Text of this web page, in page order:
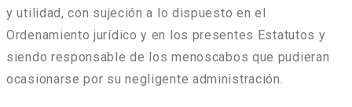
y utilidad, con sujeción a lo dispuesto en el
Ordenamiento jurídico y en los presentes Estatutos y
siendo responsable de los menoscabos que pudieran
ocasionarse por su negligente administración.